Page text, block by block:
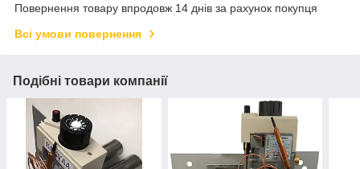
Повернення товару впродовж 14 днів за рахунок покупця
Всі умови повернення
Подібні товари компанії